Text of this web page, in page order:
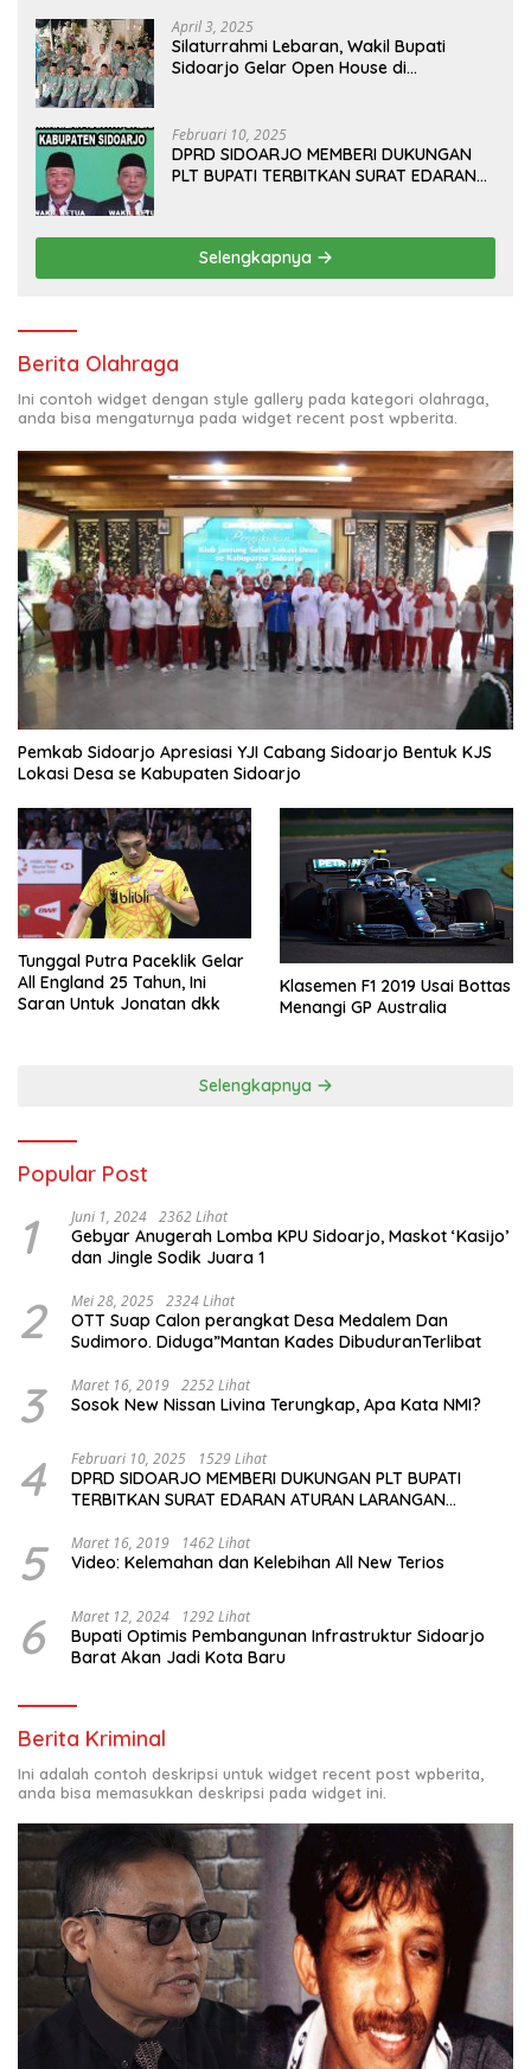
April 3, 2025
Silaturrahmi Lebaran, Wakil Bupati
Sidoarjo Gelar Open House di
Februari 10, 2025
DPRD SIDOARJO MEMBERI DUKUNGAN
PLT BUPATI TERBITKAN SURAT EDARAN
KELUAR KOTA
Selengkapnya
Berita Olahraga
Ini contoh widget dengan style gallery pada kategori olahraga,
anda bisa mengaturnya pada widget recent post wpberita.
Pemkab Sidoarjo Apresiasi YJI Cabang Sidoarjo Bentuk KJS
Lokasi Desa se Kabupaten Sidoarjo
Tunggal Putra Paceklik Gelar
All England 25 Tahun, Ini
Saran Untuk Jonatan dkk
Klasemen F1 2019 Usai Bottas
Menangi GP Australia
Selengkapnya
Popular Post
1 Juni 1, 2024 2362 Lihat
Gebyar Anugerah Lomba KPU Sidoarjo, Maskot ‘Kasijo’
dan Jingle Sodik Juara 1
2 Mei 28, 2025 2324 Lihat
OTT Suap Calon perangkat Desa Medalem Dan
Sudimoro. Diduga”Mantan Kades DibuduranTerlibat
3 Maret 16, 2019 2252 Lihat
Sosok New Nissan Livina Terungkap, Apa Kata NMI?
4 Februari 10, 2025 1529 Lihat
DPRD SIDOARJO MEMBERI DUKUNGAN PLT BUPATI
TERBITKAN SURAT EDARAN ATURAN LARANGAN
KELUAR KOTA
5 Maret 16, 2019 1462 Lihat
Video: Kelemahan dan Kelebihan All New Terios
6 Maret 12, 2024 1292 Lihat
Bupati Optimis Pembangunan Infrastruktur Sidoarjo
Barat Akan Jadi Kota Baru
Berita Kriminal
Ini adalah contoh deskripsi untuk widget recent post wpberita,
anda bisa memasukkan deskripsi pada widget ini.